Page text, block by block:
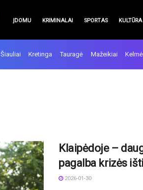
ĮDOMU KRIMINALAI SPORTAS KULTŪRA
Šiauliai Kretinga Tauragė Mažeikiai Kelmė
Klaipėdoje –
pagalba krizės
2026-01-30